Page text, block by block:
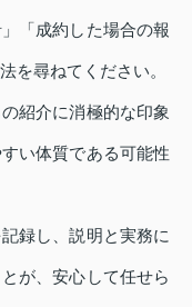
「成約した場合の報
を尋ねてください。
紹介に消極的な印象
い体質である可能性
録し、説明と実務に
が、安心して任せら